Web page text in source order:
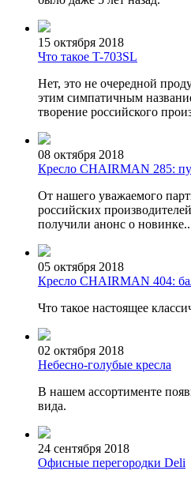
15 октября 2018
Что такое T-703SL
Нет, это не очередной
этим симпатичным
творение российского
08 октября 2018
Кресло CHAIRMAN 285:
От нашего уважаемого
российских
получили анонс о
05 октября 2018
Кресло CHAIRMAN 404:
Что такое настоящее
02 октября 2018
Небесно-голубые кресла
В нашем ассортименте
вида.
24 сентября 2018
Офисные перегородки Deli